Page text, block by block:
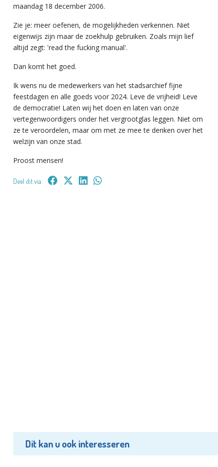
maandag 18 december 2006.
Zie je: meer oefenen, de mogelijkheden verkennen. Niet
eigenwijs zijn maar de zoekhulp gebruiken. Zoals mijn lief
altijd zegt: 'read the fucking manual'.
Dan komt het goed.
Ik wens nu de medewerkers van het stadsarchief fijne
feestdagen en alle goeds voor 2024. Leve de vrijheid! Leve
de democratie! Laten wij het doen en laten van onze
vertegenwoordigers onder het vergrootglas leggen. Niet om
ze te veroordelen, maar om met ze mee te denken over het
welzijn van onze stad.
Proost mensen!
Deel dit via:
Dit kan u ook interesseren